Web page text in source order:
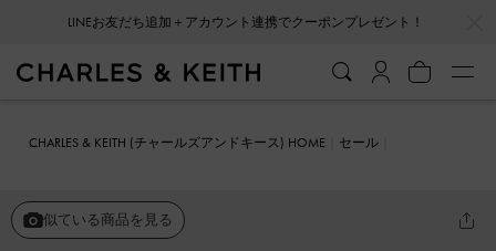
LINEお友だち追加＋アカウント連携でクーポンプレゼント！
CHARLES & KEITH (チャールズアンドキース) HOME
セール
似ている商品を見る